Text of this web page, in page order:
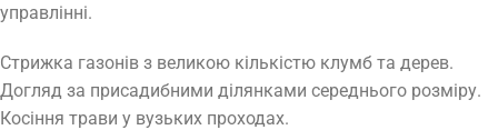
управлінні.
Стрижка газонів з великою кількістю клумб та дерев.
Догляд за присадибними ділянками середнього розміру.
Косіння трави у вузьких проходах.